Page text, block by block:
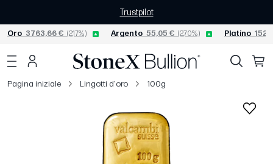
Trustpilot
Oro 3763,66 € (2,17%) Argento 55,05 € (2,70%) Platino
Pagina iniziale Lingotti d'oro 100g